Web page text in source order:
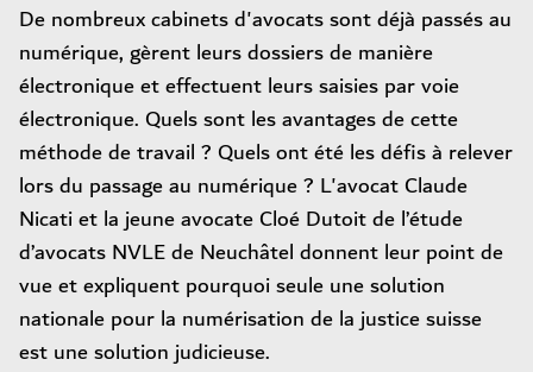
De nombreux cabinets d'avocats sont déjà passés au
numérique, gèrent leurs dossiers de manière
électronique et effectuent leurs saisies par voie
électronique. Quels sont les avantages de cette
méthode de travail ? Quels ont été les défis à relever
lors du passage au numérique ? L'avocat Claude
Nicati et la jeune avocate Cloé Dutoit de l’étude
d’avocats NVLE de Neuchâtel donnent leur point de
vue et expliquent pourquoi seule une solution
nationale pour la numérisation de la justice suisse
est une solution judicieuse.